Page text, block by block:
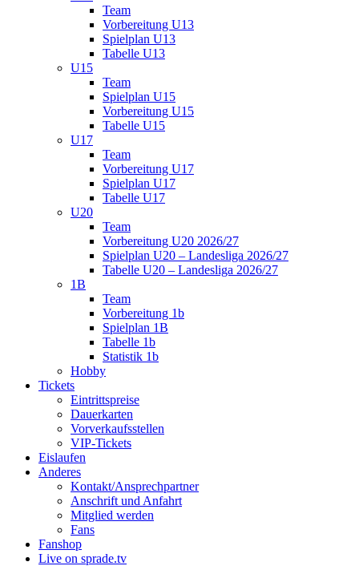
Team
Vorbereitung U13
Spielplan U13
Tabelle U13
U15
Team
Spielplan U15
Vorbereitung U15
Tabelle U15
U17
Team
Vorbereitung U17
Spielplan U17
Tabelle U17
U20
Team
Vorbereitung U20 2026/27
Spielplan U20 – Landesliga 2026/27
Tabelle U20 – Landesliga 2026/27
1B
Team
Vorbereitung 1b
Spielplan 1B
Tabelle 1b
Statistik 1b
Hobby
Tickets
Eintrittspreise
Dauerkarten
Vorverkaufsstellen
VIP-Tickets
Eislaufen
Anderes
Kontakt/Ansprechpartner
Anschrift und Anfahrt
Mitglied werden
Fans
Fanshop
Live on sprade.tv